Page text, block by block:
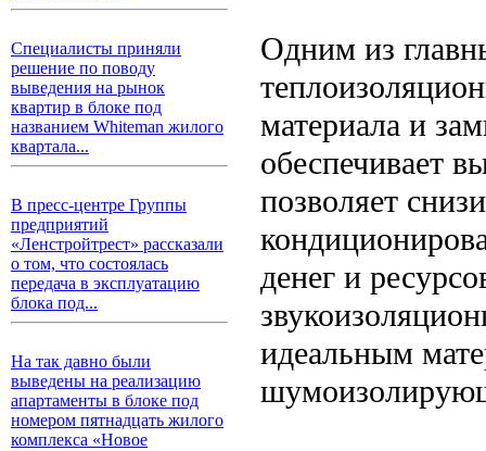
Специалисты приняли
решение по поводу
выведения на рынок
квартир в блоке под
названием Whiteman жилого
квартала...
В пресс-центре Группы
предприятий
«Ленстройтрест» рассказали
о том, что состоялась
передача в эксплуатацию
блока под...
На так давно были
выведены на реализацию
апартаменты в блоке под
номером пятнадцать жилого
комплекса «Новое
Одним из
материала и
обеспечивает
позволяет
денег и
идеальным